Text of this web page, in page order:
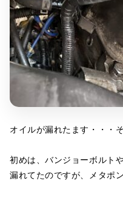
オイルが漏れたます・・・
初めは、バンジョーボルト
漏れてたのですが、メタポ